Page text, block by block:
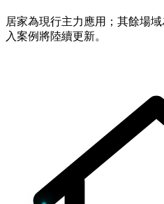
居家為現行主力應用；其餘場
入案例將陸續更新。